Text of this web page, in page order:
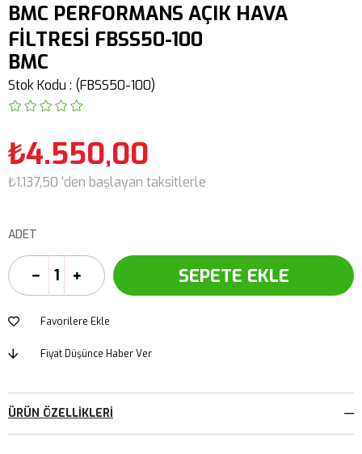
BMC PERFORMANS AÇIK HAVA
FİLTRESİ FBSS50-100
BMC
Stok Kodu (FBSS50-100)
₺4.550,00
₺1.137,50 'den başlayan taksitlerle
ADET
Favorilere Ekle
Fiyat Düşünce Haber Ver
ÜRÜN ÖZELLIKLERI